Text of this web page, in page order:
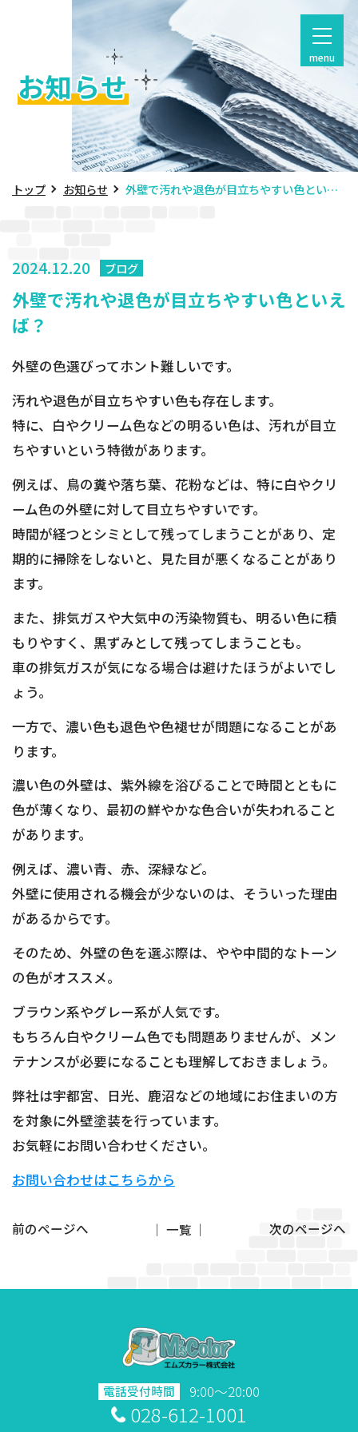
menu
お知らせ
トップ お知らせ 外壁で汚れや退色が目立ちやすい色といえば？
2024.12.20 ブログ
外壁で汚れや退色が目立ちやすい色といえ
ば？
外壁の色選びってホント難しいです。
汚れや退色が目立ちやすい色も存在します。
特に、白やクリーム色などの明るい色は、汚れが目立
ちやすいという特徴があります。
例えば、鳥の糞や落ち葉、花粉などは、特に白やクリ
ーム色の外壁に対して目立ちやすいです。
時間が経つとシミとして残ってしまうことがあり、定
期的に掃除をしないと、見た目が悪くなることがあり
ます。
また、排気ガスや大気中の汚染物質も、明るい色に積
もりやすく、黒ずみとして残ってしまうことも。
車の排気ガスが気になる場合は避けたほうがよいでし
ょう。
一方で、濃い色も退色や色褪せが問題になることがあ
ります。
濃い色の外壁は、紫外線を浴びることで時間とともに
色が薄くなり、最初の鮮やかな色合いが失われること
があります。
例えば、濃い青、赤、深緑など。
外壁に使用される機会が少ないのは、そういった理由
があるからです。
そのため、外壁の色を選ぶ際は、やや中間的なトーン
の色がオススメ。
ブラウン系やグレー系が人気です。
もちろん白やクリーム色でも問題ありませんが、メン
テナンスが必要になることも理解しておきましょう。
弊社は宇都宮、日光、鹿沼などの地域にお住まいの方
を対象に外壁塗装を行っています。
お気軽にお問い合わせください。
お問い合わせはこちらから
前のページへ 次のページへ
│ 一覧 │
電話受付時間 9:00～20:00
028-612-1001